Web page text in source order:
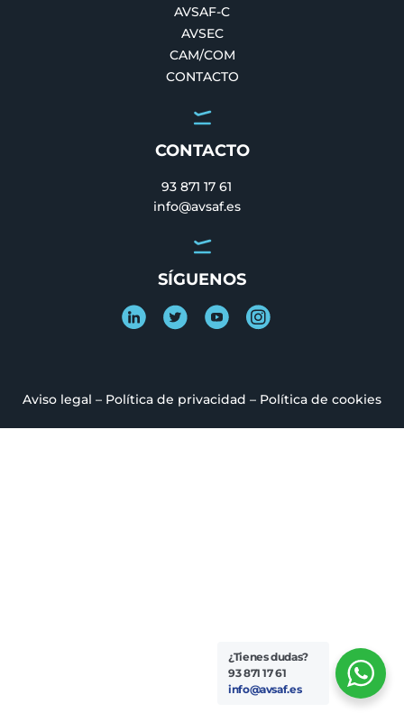
AVSAF-C
AVSEC
CAM/COM
CONTACTO
CONTACTO
93 871 17 61
info@avsaf.es
SÍGUENOS
Aviso legal – Política de privacidad – Política de cookies
¿Tienes dudas?
93 871 17 61
info@avsaf.es